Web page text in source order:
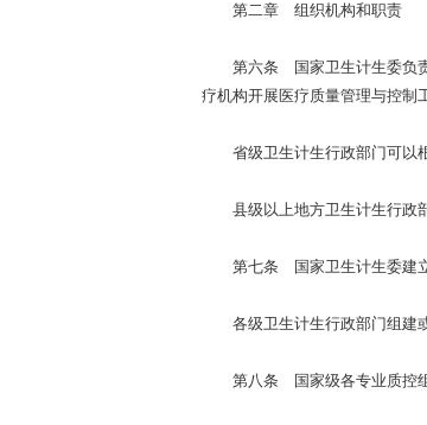
第二章 组织机构和职责
第六条 国家卫生计生委负责
疗机构开展医疗质量管理与控制
省级卫生计生行政部门可以根
县级以上地方卫生计生行政部
第七条 国家卫生计生委建立
各级卫生计生行政部门组建或
第八条 国家级各专业质控组